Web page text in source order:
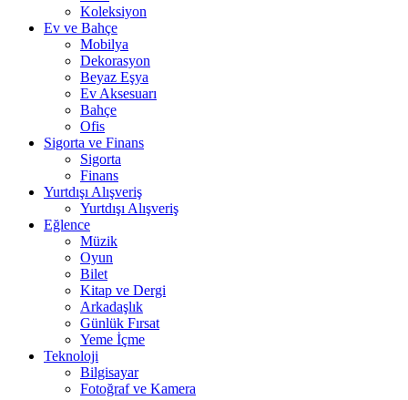
Koleksiyon
Ev ve Bahçe
Mobilya
Dekorasyon
Beyaz Eşya
Ev Aksesuarı
Bahçe
Ofis
Sigorta ve Finans
Sigorta
Finans
Yurtdışı Alışveriş
Yurtdışı Alışveriş
Eğlence
Müzik
Oyun
Bilet
Kitap ve Dergi
Arkadaşlık
Günlük Fırsat
Yeme İçme
Teknoloji
Bilgisayar
Fotoğraf ve Kamera